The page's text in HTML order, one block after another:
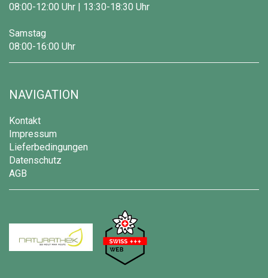
08:00-12:00 Uhr | 13:30-18:30 Uhr
Samstag
08:00-16:00 Uhr
NAVIGATION
Kontakt
Impressum
Lieferbedingungen
Datenschutz
AGB